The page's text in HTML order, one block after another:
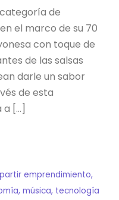
de
el marco de su 70
con toque de
de las salsas
darle un sabor
de esta
a […]
emprendimiento,
música, tecnología